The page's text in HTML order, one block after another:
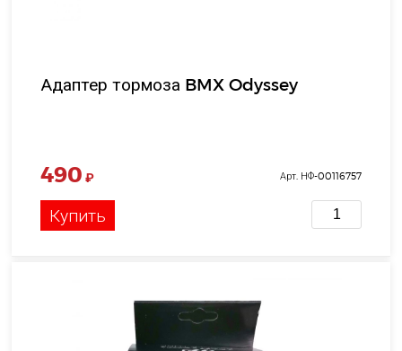
Адаптер тормоза BMX Odyssey
490 ₽ Арт. НФ-00116757
Купить